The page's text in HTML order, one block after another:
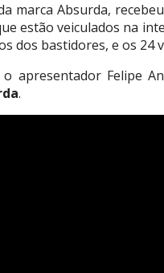
marca Absurda,
estão veiculados na
dos bastidores, e os 24
apresentador Felipe
.